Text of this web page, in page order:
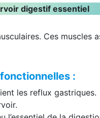
digestif essentiel
Ces muscles
:
les reflux gastriques.